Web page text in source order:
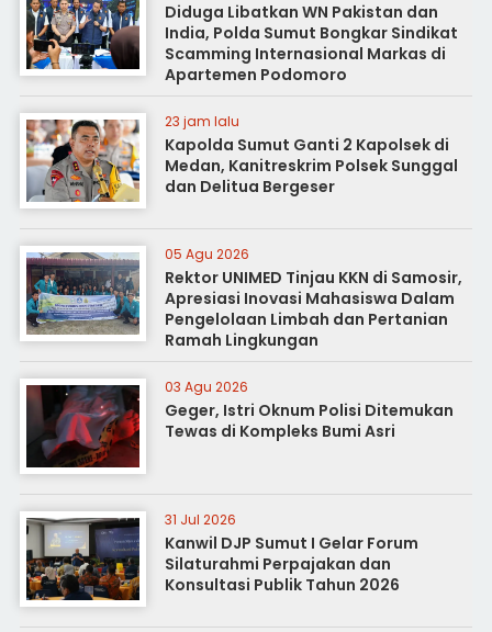
Diduga Libatkan WN Pakistan dan
India, Polda Sumut Bongkar Sindikat
Scamming Internasional Markas di
Apartemen Podomoro
23 jam lalu
Kapolda Sumut Ganti 2 Kapolsek di
Medan, Kanitreskrim Polsek Sunggal
dan Delitua Bergeser
05 Agu 2026
Rektor UNIMED Tinjau KKN di Samosir,
Apresiasi Inovasi Mahasiswa Dalam
Pengelolaan Limbah dan Pertanian
Ramah Lingkungan
03 Agu 2026
Geger, Istri Oknum Polisi Ditemukan
Tewas di Kompleks Bumi Asri
31 Jul 2026
Kanwil DJP Sumut I Gelar Forum
Silaturahmi Perpajakan dan
Konsultasi Publik Tahun 2026